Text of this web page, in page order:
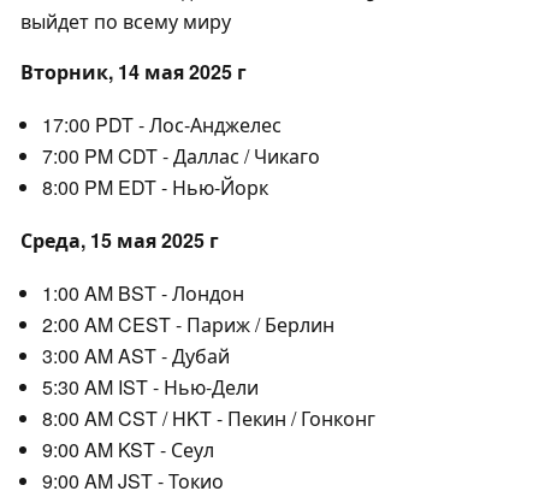
выйдет по всему миру
Вторник, 14 мая 2025 г
17:00 PDT - Лос-Анджелес
7:00 PM CDT - Даллас / Чикаго
8:00 PM EDT - Нью-Йорк
Среда, 15 мая 2025 г
1:00 AM BST - Лондон
2:00 AM CEST - Париж / Берлин
3:00 AM AST - Дубай
5:30 AM IST - Нью-Дели
8:00 AM CST / HKT - Пекин / Гонконг
9:00 AM KST - Сеул
9:00 AM JST - Токио